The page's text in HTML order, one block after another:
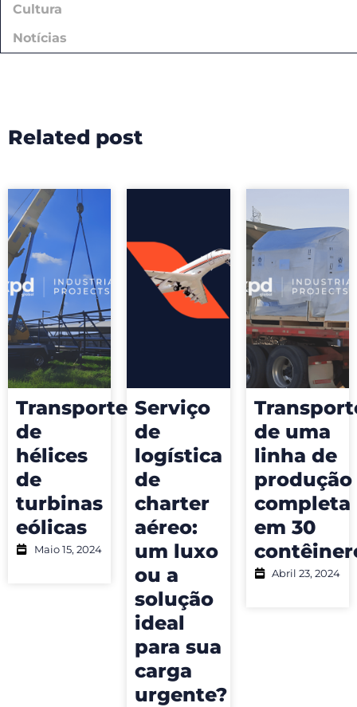
Cultura
Notícias
Related post
Transporte
de
hélices
de
turbinas
eólicas
Maio 15, 2024
Serviço
de
logística
de
charter
aéreo:
um luxo
ou a
solução
ideal
para sua
carga
urgente?
de uma
linha de
produção
completa
em 30
Abril 23, 2024